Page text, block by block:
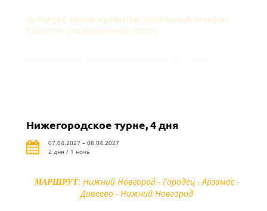
№ поезда, время прибытия, мобильный телефон
туристов для экстренной связи.
Нижегородское турне, 4 дня
07.04.2027 – 08.04.2027
2 дня / 1 ночь
МАРШРУТ: Нижний Новгород - Городец - Арзамас -
Дивеево - Нижний Новгород